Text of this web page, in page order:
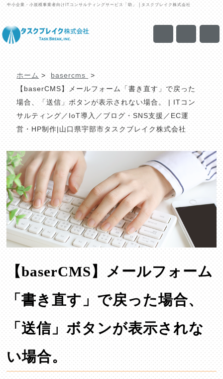
中小企業・小規模事業者向けITコンサルティングサービス「助」 │タスクブレイク株式会社
ホーム > basercms >
【baserCMS】メールフォーム「書き直す」で戻った
場合、「送信」ボタンが表示されない場合。 | ITコン
サルティング／IoT導入／ブログ・SNS支援／EC運
営・HP制作|山口県宇部市タスクブレイク株式会社
【baserCMS】メールフォーム
「書き直す」で戻った場合、
「送信」ボタンが表示されな
い場合。